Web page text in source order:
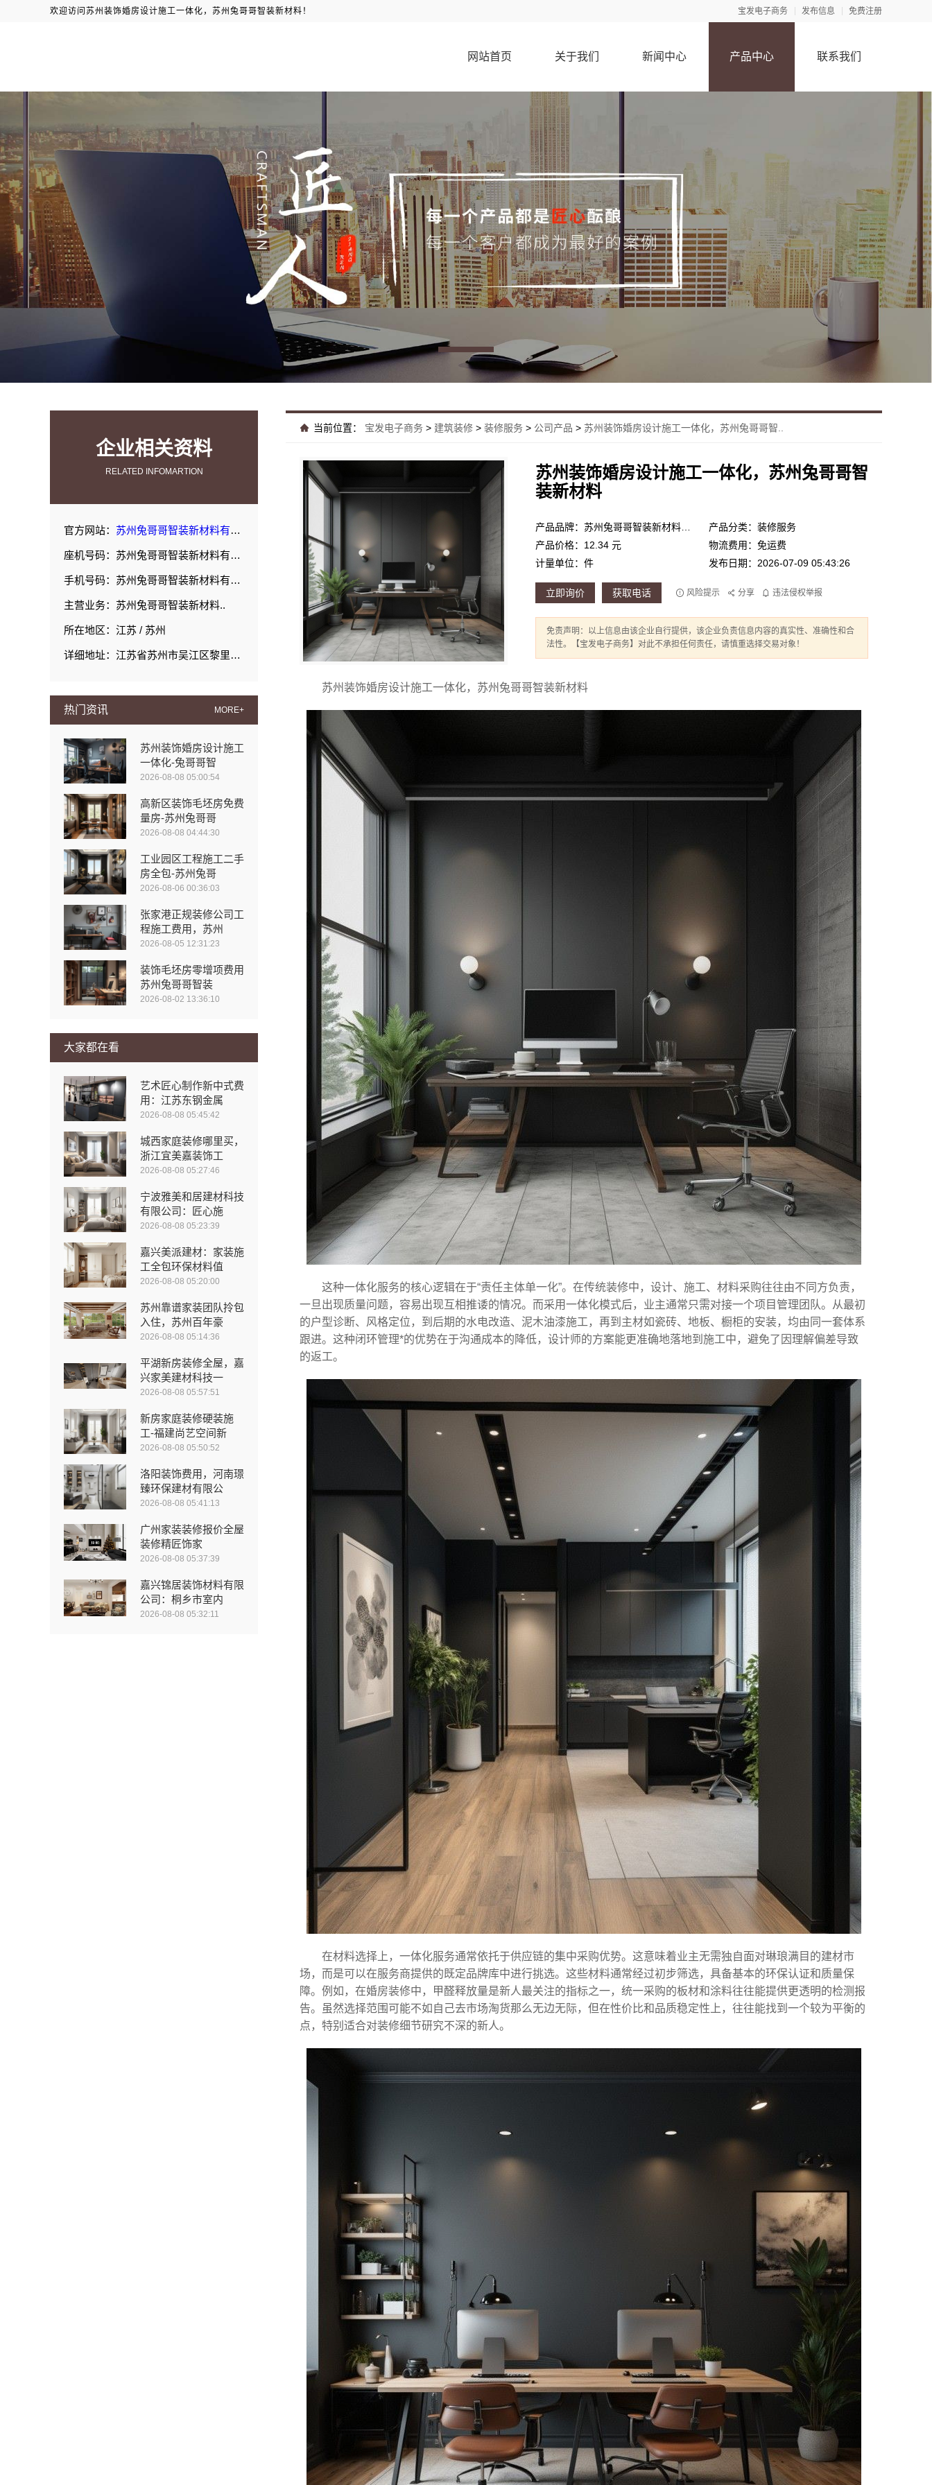
欢迎访问苏州装饰婚房设计施工一体化，苏州兔哥哥智装新材料！ 宝发电子商务 发布信息 免费注册
网站首页 关于我们 新闻中心 产品中心 联系我们
企业相关资料
RELATED INFOMARTION
官方网站： 苏州兔哥哥智装新材料有限公司
座机号码：苏州兔哥哥智装新材料有限公司
手机号码：苏州兔哥哥智装新材料有限公司
主营业务：苏州兔哥哥智装新材料..
所在地区：江苏 / 苏州
详细地址：江苏省苏州市吴江区黎里镇丹玲圩路19号
热门资讯 MORE+
苏州装饰婚房设计施工
一体化-兔哥哥智
2026-08-08 05:00:54
高新区装饰毛坯房免费
量房-苏州兔哥哥
2026-08-08 04:44:30
工业园区工程施工二手
房全包-苏州兔哥
2026-08-06 00:36:03
张家港正规装修公司工
程施工费用，苏州
2026-08-05 12:31:23
装饰毛坯房零增项费用
苏州兔哥哥智装
2026-08-02 13:36:10
大家都在看
艺术匠心制作新中式费
用：江苏东钢金属
2026-08-08 05:45:42
城西家庭装修哪里买，
浙江宜美嘉装饰工
2026-08-08 05:27:46
宁波雅美和居建材科技
有限公司：匠心施
2026-08-08 05:23:39
嘉兴美派建材：家装施
工全包环保材料值
2026-08-08 05:20:00
苏州靠谱家装团队拎包
入住，苏州百年豪
2026-08-08 05:14:36
平湖新房装修全屋，嘉
兴家美建材科技一
2026-08-08 05:57:51
新房家庭装修硬装施
工-福建尚艺空间新
2026-08-08 05:50:52
洛阳装饰费用，河南璟
臻环保建材有限公
2026-08-08 05:41:13
广州家装装修报价全屋
装修精匠饰家
2026-08-08 05:37:39
嘉兴锦居装饰材料有限
公司：桐乡市室内
2026-08-08 05:32:11
当前位置： 宝发电子商务 > 建筑装修 > 装修服务 > 公司产品 > 苏州装饰婚房设计施工一体化，苏州兔哥哥智..
苏州装饰婚房设计施工一体化，苏州兔哥哥智
装新材料
产品分类：装修服务
产品价格：12.34 元
物流费用：免运费
计量单位：件
发布日期：2026-07-09 05:43:26
立即询价 获取电话 风险提示 分享 违法侵权举报
免责声明：以上信息由该企业自行提供，该企业负责信息内容的真实性、准确性和合
法性。【宝发电子商务】对此不承担任何责任，请慎重选择交易对象！
苏州装饰婚房设计施工一体化，苏州兔哥哥智装新材料
这种一体化服务的核心逻辑在于“责任主体单一化”。在传统装修中，设计、施工、材料采购往往由不同方负责，
一旦出现质量问题，容易出现互相推诿的情况。而采用一体化模式后，业主通常只需对接一个项目管理团队。从最初
的户型诊断、风格定位，到后期的水电改造、泥木油漆施工，再到主材如瓷砖、地板、橱柜的安装，均由同一套体系
跟进。这种闭环管理*的优势在于沟通成本的降低，设计师的方案能更准确地落地到施工中，避免了因理解偏差导致
的返工。
在材料选择上，一体化服务通常依托于供应链的集中采购优势。这意味着业主无需独自面对琳琅满目的建材市
场，而是可以在服务商提供的既定品牌库中进行挑选。这些材料通常经过初步筛选，具备基本的环保认证和质量保
障。例如，在婚房装修中，甲醛释放量是新人最关注的指标之一，统一采购的板材和涂料往往能提供更透明的检测报
告。虽然选择范围可能不如自己去市场淘货那么无边无际，但在性价比和品质稳定性上，往往能找到一个较为平衡的
点，特别适合对装修细节研究不深的新人。